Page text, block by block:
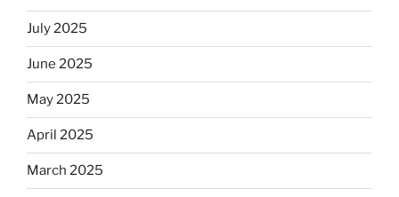
July 2025
June 2025
May 2025
April 2025
March 2025